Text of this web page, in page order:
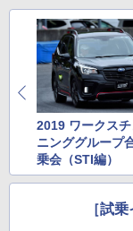
2019 ワークス
ニンググループ
乗会（STI編）
［試